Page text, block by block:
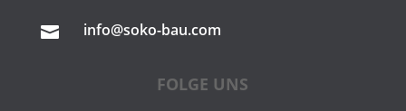
 info@soko-bau.com
FOLGE UNS